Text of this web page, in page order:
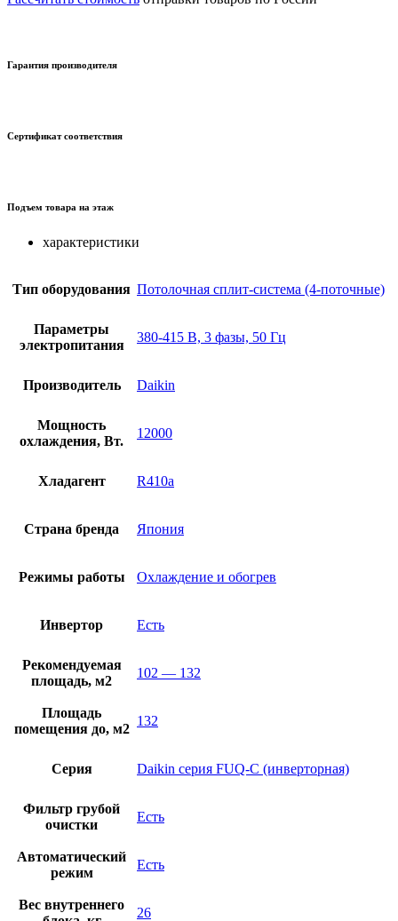
Гарантия производителя
Сертификат соответствия
Подъем товара на этаж
характеристики
Тип оборудования Потолочная сплит-система (4-поточные)
Параметры
электропитания
380-415 В, 3 фазы, 50 Гц
Производитель Daikin
Мощность
охлаждения, Вт.
12000
Хладагент R410a
Страна бренда Япония
Режимы работы Охлаждение и обогрев
Инвертор Есть
Рекомендуемая
площадь, м2
102 — 132
Площадь
помещения до, м2
132
Серия Daikin серия FUQ-C (инверторная)
Фильтр грубой
очистки
Есть
Автоматический
режим
Есть
Вес внутреннего
26